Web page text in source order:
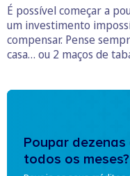
É possível começar a
um investimento
compensar. Pense
casa… ou 2 maços de
Poupar
todos os